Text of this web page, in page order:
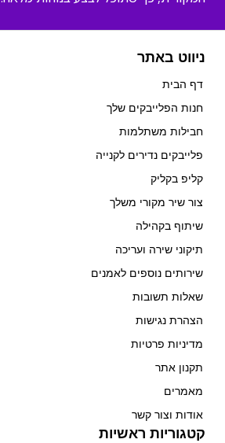
ניווט באתר
דף הבית
חנות הפלייבקים שלך
חבילות משתלמות
פלייבקים נדירים לקנייה
קליפ בקליק
צור שיר מקורי משלך
שיתוף בקהילה
תיקוני שירה ועריכה
שירותים נוספים לאמנים
שאלות תשובות
הצהרת נגישות
מדיניות פרטיות
תקנון אתר
מאמרים
אודות וצור קשר
קטגוריות ראשיות